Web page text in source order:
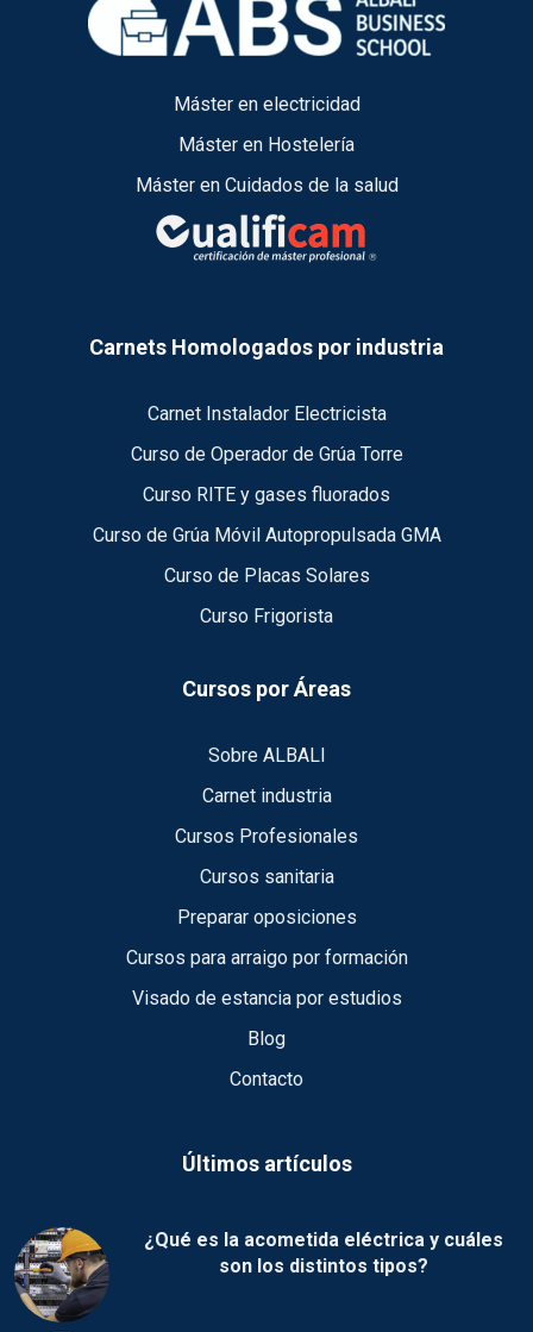
Máster en electricidad
Máster en Hostelería
Máster en Cuidados de la salud
Carnets Homologados por industria
Carnet Instalador Electricista
Curso de Operador de Grúa Torre
Curso RITE y gases fluorados
Curso de Grúa Móvil Autopropulsada GMA
Curso de Placas Solares
Curso Frigorista
Cursos por Áreas
Sobre ALBALI
Carnet industria
Cursos Profesionales
Cursos sanitaria
Preparar oposiciones
Cursos para arraigo por formación
Visado de estancia por estudios
Blog
Contacto
Últimos artículos
¿Qué es la acometida eléctrica y cuáles
son los distintos tipos?